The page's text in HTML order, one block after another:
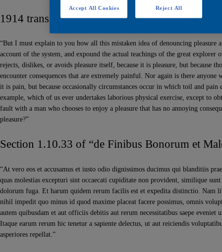
1914 translation by H. Rackham
“But I must explain to you how all this mistaken idea of denouncing
account of the system, and expound the actual teachings of the great
rejects, dislikes, or avoids pleasure itself, because it is pleasure, but because
encounter consequences that are extremely painful. Nor again is there
it is pain, but because occasionally circumstances occur in which toil and
example, which of us ever undertakes laborious physical exercise, except to
fault with a man who chooses to enjoy a pleasure that has no annoying
pleasure?”
Section 1.10.33 of “de Finibus Bonorum et
“At vero eos et accusamus et iusto odio dignissimos ducimus qui blanditiis
quas molestias excepturi sint occaecati cupiditate non provident, similique
dolorum fuga. Et harum quidem rerum facilis est et expedita distinctio. Nam
nihil impedit quo minus id quod maxime placeat facere possimus, omnis
autem quibusdam et aut officiis debitis aut rerum necessitatibus saepe eveniet
Itaque earum rerum hic tenetur a sapiente delectus, ut aut reiciendis
asperiores repellat.”
Reject All
Accept All Cookies